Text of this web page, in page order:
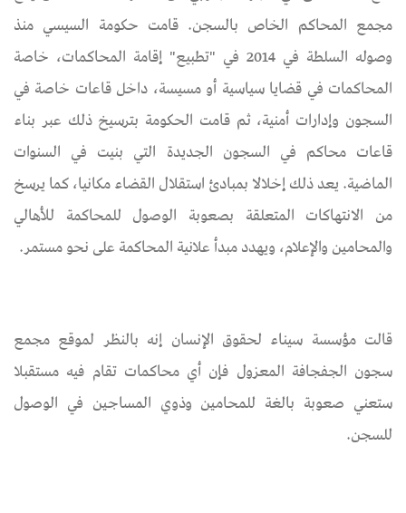
مجمع المحاكم الخاص بالسجن. قامت حكومة السيسي منذ
وصوله السلطة في 2014 في "تطبيع" إقامة المحاكمات، خاصة
المحاكمات في قضايا سياسية أو مسيسة، داخل قاعات خاصة في
السجون وإدارات أمنية، ثم قامت الحكومة بترسيخ ذلك عبر بناء
قاعات محاكم في السجون الجديدة التي بنيت في السنوات
الماضية. يعد ذلك إخلالا بمبادئ استقلال القضاء مكانيا، كما يرسخ
من الانتهاكات المتعلقة بصعوبة الوصول للمحاكمة للأهالي
والمحامين والإعلام، ويهدد مبدأ علانية المحاكمة على نحو مستمر.
قالت مؤسسة سيناء لحقوق الإنسان إنه بالنظر لموقع مجمع
سجون الجفجافة المعزول فإن أي محاكمات تقام فيه مستقبلا
ستعني صعوبة بالغة للمحامين وذوي المساجين في الوصول
للسجن.